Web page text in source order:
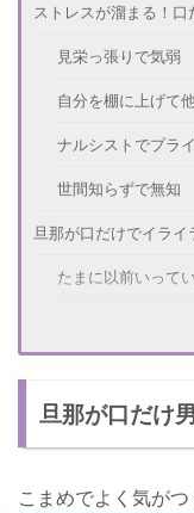
ストレスが溜まる！口
見栄っ張りで気弱
自分を棚に上げて
ナルシストでプラ
世間知らずで無知
旦那が口だけでイライ
たまに以前いって
口だけじゃなく行動
周囲を巻き込んで
言い逃れを繰り返
旦那が口だけ
こまめでよく気が